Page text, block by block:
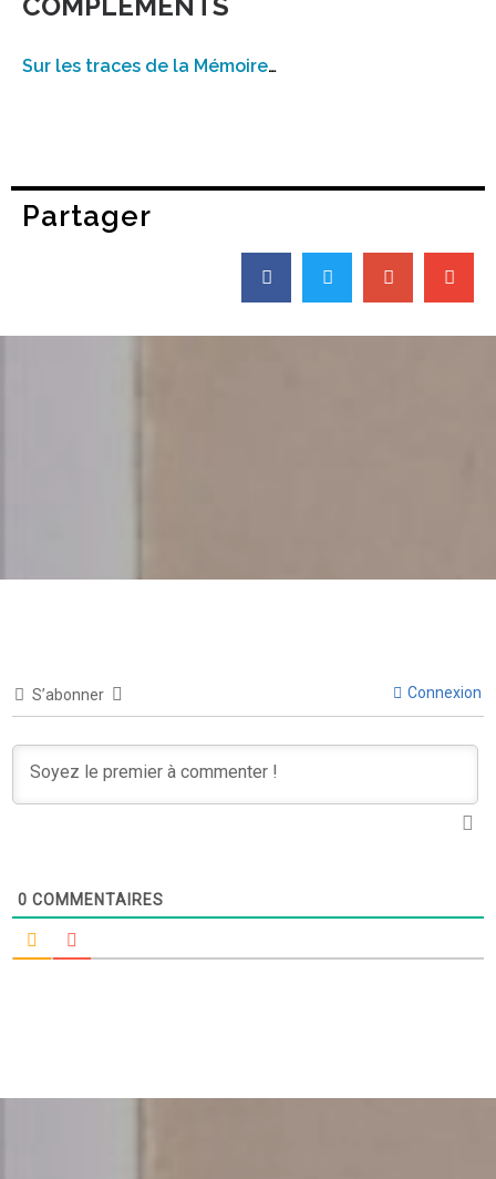
Sur les traces de la Mémoire…
Partager
S’abonner Connexion
0 COMMENTAIRES